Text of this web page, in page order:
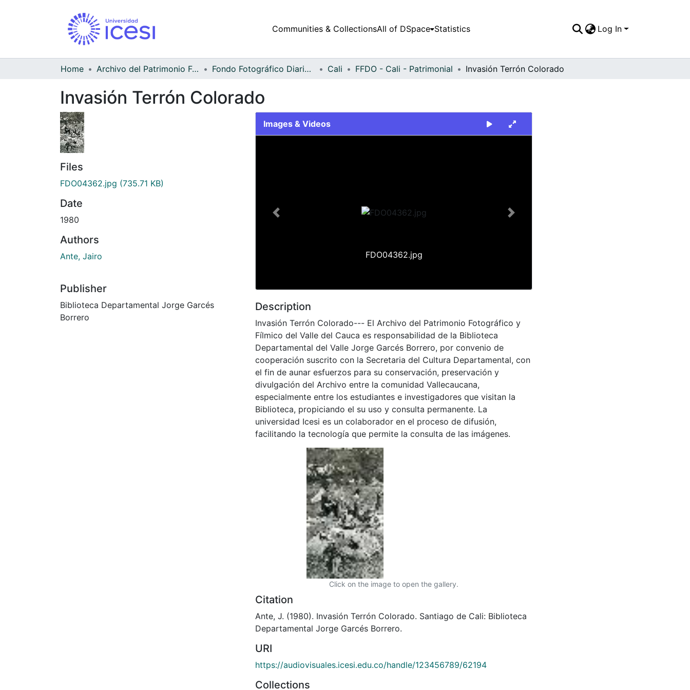
Communities & CollectionsAll of DSpace Statistics Log In
Home Archivo del Patrimonio Fotográfico y Fílmico del Valle del Cauca Fondo Fotográfico Diario Occidente Cali FFDO - Cali - Patrimonial Invasión Terrón Colorado
Invasión Terrón Colorado
Files
FDO04362.jpg (735.71 KB)
Date
1980
Authors
Ante, Jairo
Publisher
Biblioteca Departamental Jorge Garcés
Borrero
Images & Videos
FDO04362.jpg
Previous Next
Description
Invasión Terrón Colorado--- El Archivo del Patrimonio Fotográfico y
Fílmico del Valle del Cauca es responsabilidad de la Biblioteca
Departamental del Valle Jorge Garcés Borrero, por convenio de
cooperación suscrito con la Secretaria del Cultura Departamental, con
el fin de aunar esfuerzos para su conservación, preservación y
divulgación del Archivo entre la comunidad Vallecaucana,
especialmente entre los estudiantes e investigadores que visitan la
Biblioteca, propiciando el su uso y consulta permanente. La
universidad Icesi es un colaborador en el proceso de difusión,
facilitando la tecnología que permite la consulta de las imágenes.
Click on the image to open the gallery.
Citation
Ante, J. (1980). Invasión Terrón Colorado. Santiago de Cali: Biblioteca
Departamental Jorge Garcés Borrero.
URI
https://audiovisuales.icesi.edu.co/handle/123456789/62194
Collections